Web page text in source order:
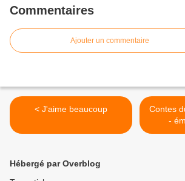
Commentaires
Ajouter un commentaire
< J'aime beaucoup
Contes
Hébergé par Overblog